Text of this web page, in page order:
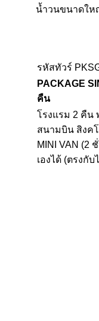
น้ำวนขนาดให
รหัสทัวร์
PACKAGE
คืน
โรงแรม 2 คืน
สนามบิน สิงคโ
MINI VAN (2
เองได้ (ตรงกั